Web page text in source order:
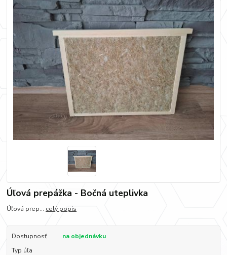
Úľová prepážka - Bočná uteplivka
Úľová prep... celý popis
Dostupnosť
na objednávku
Typ úľa